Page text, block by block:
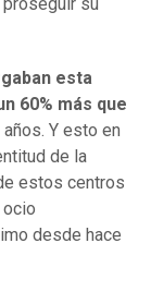
su
esta
60% más que
Y esto en
de la
estos centros
desde hace